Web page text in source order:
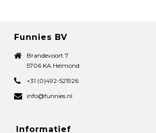
Funnies BV
Brandevoort 7
5706 KA Helmond
+31 (0)492-521926
info@funnies.nl
Informatief